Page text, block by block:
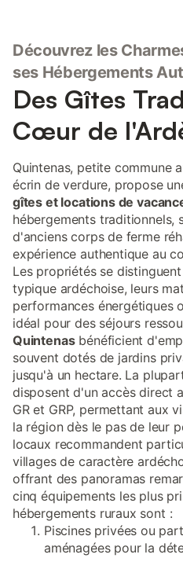
Découvrez les
ses Hébergements
Des Gîtes
Cœur de
Quintenas, petite commune
écrin de verdure, propose
gîtes et locations de
hébergements traditionnels,
d'anciens corps de ferme
expérience authentique au
Les propriétés se
typique ardéchoise, leurs
performances énergétiques
idéal pour des séjours
Quintenasbénéficient
souvent dotés de jardins
jusqu'à un hectare. La
disposent d'un accès direct
GR et GRP, permettant aux
la région dès le pas de leur
locaux recommandent
villages de caractère
offrant des panoramas
cinq équipements les plus
hébergements ruraux sont :
Piscines privées ou
aménagées pour la